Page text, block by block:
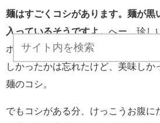
麺はすごくコシがあります。麺が黒
入っているそうですよ。へー、珍し
ボリュームがあって頼もしい。スー
しかったかは忘れたけど、美味しか
麺のコシ。
でもコシがある分、けっこうお腹